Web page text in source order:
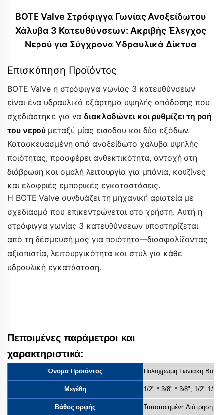
BOTE Valve Στρόφιγγα Γωνίας Ανοξείδωτου
Χάλυβα 3 Κατευθύνσεων: Ακριβής Έλεγχος
Νερού για Σύγχρονα Υδραυλικά Δίκτυα
Επισκόπηση Προϊόντος
BOTE Valve η στρόφιγγα γωνίας 3 κατευθύνσεων
είναι ένα υδραυλικό εξάρτημα υψηλής απόδοσης που
σχεδιάστηκε για να διακλαδώνει και ρυθμίζει τη ροή
του νερού μεταξύ μίας εισόδου και δύο εξόδων.
Κατασκευασμένη από ανοξείδωτο χάλυβα υψηλής
ποιότητας, προσφέρει ανθεκτικότητα, αντοχή στη
διάβρωση και ομαλή λειτουργία για μπάνια, κουζίνες
και ελαφριές εμπορικές εγκαταστάσεις.
Η BOTE Valve συνδυάζει τη μηχανική αριστεία με
σχεδιασμό που επικεντρώνεται στο χρήστη. Αυτή η
στρόφιγγα γωνίας 3 κατευθύνσεων υποστηρίζεται
από τη δέσμευσή μας για ποιότητα—διασφαλίζοντας
αξιοπιστία, λειτουργικότητα και στυλ για κάθε
υδραυλική εγκατάσταση.
Πεποιμένες παράμετροι και
χαρακτηριστικά:
Όνομα Προϊόντος Πολύχρωμη Γωνιακή
Μεγέθη 1/2" * 3/8" * 3/8", 1/2" 1/2"
Βάθος ορφής Τυποποιημένη Διάτρηση